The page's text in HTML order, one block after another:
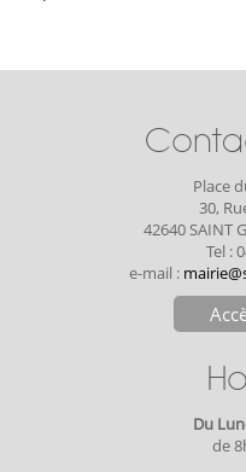
Place
30,
42640 SAINT
Tel :
e-mail :
Du
de